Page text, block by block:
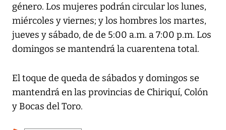
género. Los mujeres podrán circular los lunes,
miércoles y viernes; y los hombres los martes,
jueves y sábado, de de 5:00 a.m. a 7:00 p.m. Los
domingos se mantendrá la cuarentena total.
El toque de queda de sábados y domingos se
mantendrá en las provincias de Chiriquí, Colón
y Bocas del Toro.